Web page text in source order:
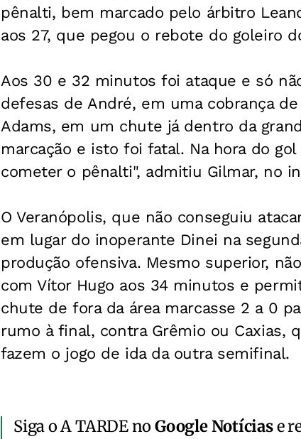
pênalti, bem marcado pelo árbitro
aos 27, que pegou o rebote do goleiro
Aos 30 e 32 minutos foi ataque e só
defesas de André, em uma cobrança
Adams, em um chute já dentro da
marcação e isto foi fatal. Na hora do
cometer o pênalti", admitiu Gilmar, no
O Veranópolis, que não conseguiu
em lugar do inoperante Dinei na
produção ofensiva. Mesmo superior,
com Vítor Hugo aos 34 minutos e
chute de fora da área marcasse 2 a 0
rumo à final, contra Grêmio ou Caxias,
fazem o jogo de ida da outra semifinal.
Siga o A TARDE noGoogle Notíciase